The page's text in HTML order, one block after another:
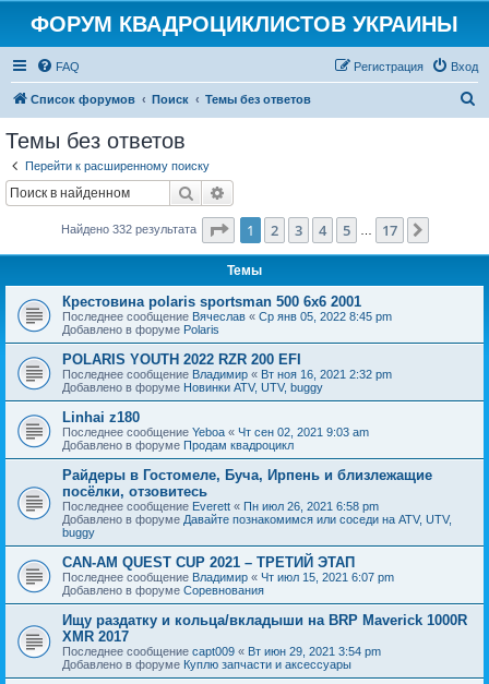
ФОРУМ КВАДРОЦИКЛИСТОВ УКРАИНЫ
FAQ Вход
Регистрация
Список форумов Поиск Темы без ответов
Темы без ответов
Перейти к расширенному поиску
Поиск
Найдено 332 результата Страница из 17
1 2 3 4 5 17
Темы
Крестовина polaris sportsman 500 6x6 2001
Последнее сообщение Вячеслав « Ср янв 05, 2022 8:45 pm
Добавлено в форуме Polaris
POLARIS YOUTH 2022 RZR 200 EFI
Последнее сообщение Владимир « Вт ноя 16, 2021 2:32 pm
Добавлено в форуме Новинки ATV, UTV, buggy
Linhai z180
Последнее сообщение Yeboa « Чт сен 02, 2021 9:03 am
Добавлено в форуме Продам квадроцикл
Райдеры в Гостомеле, Буча, Ирпень и близлежащие
посёлки, отзовитесь
Последнее сообщение Everett « Пн июл 26, 2021 6:58 pm
Добавлено в форуме Давайте познакомимся или соседи на ATV, UTV,
buggy
CAN-AM QUEST CUP 2021 – ТРЕТИЙ ЭТАП
Последнее сообщение Владимир « Чт июл 15, 2021 6:07 pm
Добавлено в форуме Соревнования
Ищу раздатку и кольца/вкладыши на BRP Maverick 1000R
XMR 2017
Последнее сообщение capt009 « Вт июн 29, 2021 3:54 pm
Добавлено в форуме Куплю запчасти и аксессуары